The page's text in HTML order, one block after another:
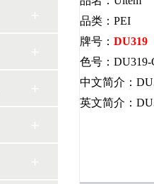
品类：PEI
牌号： DU319
色号：DU319-
中文简介：
英文简介：